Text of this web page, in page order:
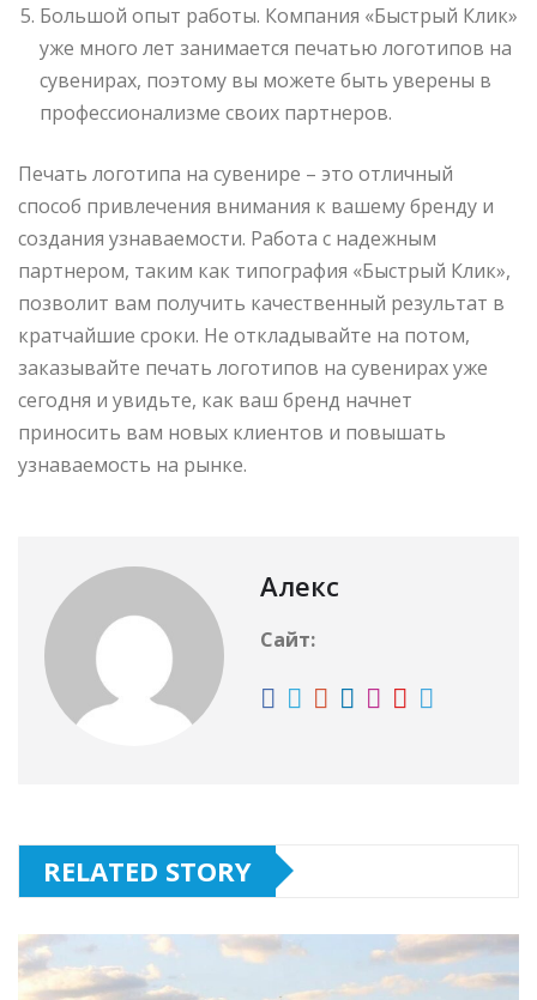
Большой опыт работы. Компания «Быстрый Клик»
уже много лет занимается печатью логотипов на
сувенирах, поэтому вы можете быть уверены в
профессионализме своих партнеров.
Печать логотипа на сувенире – это отличный
способ привлечения внимания к вашему бренду и
создания узнаваемости. Работа с надежным
партнером, таким как типография «Быстрый Клик»,
позволит вам получить качественный результат в
кратчайшие сроки. Не откладывайте на потом,
заказывайте печать логотипов на сувенирах уже
сегодня и увидьте, как ваш бренд начнет
приносить вам новых клиентов и повышать
узнаваемость на рынке.
Алекс
Сайт:
RELATED STORY